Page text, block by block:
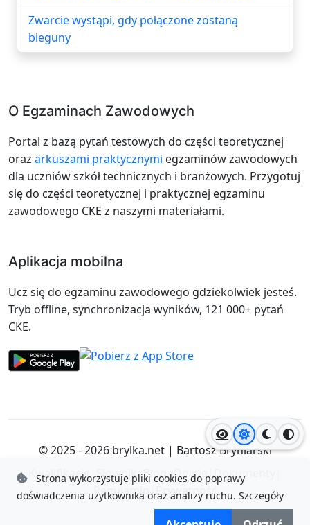
Jasny motyw
Ciemny
Zwarcie wystąpi, gdy połączone zostaną
bieguny
O Egzaminach Zawodowych
Portal z bazą pytań testowych do części teoretycznej
oraz arkuszami praktycznymi egzaminów zawodowych
dla uczniów szkół technicznych i branżowych. Przygotuj
się do części teoretycznej i praktycznej egzaminu
zawodowego CKE z naszymi materiałami.
Aplikacja mobilna
Ucz się do egzaminu zawodowego gdziekolwiek jesteś.
Tryb offline, synchronizacja wyników, 121 000+ pytań
CKE.
© 2025 - 2026 brylka.net| Bartosz Bryniarski
Kwalifikacje|Słownik|Blog|Opinie|Dokumenty
Regulamin|Prywatność
Strona wykorzystuje pliki cookies do poprawy
doświadczenia użytkownika oraz analizy ruchu. Szczegóły